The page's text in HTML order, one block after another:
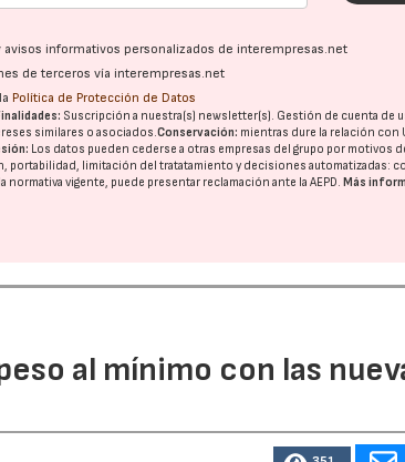
informativos personalizados de interempresas.net
de terceros vía interempresas.net
Política de Protección de Datos
Suscripción a nuestra(s) newsletter(s). Gestión de cuenta de
similares o asociados.Conservación: mientras dure la relación con
Los datos pueden cederse a otras empresas del grupo por motivos
limitación del tratatamiento y decisiones automatizadas:
normativa vigente, puede presentar reclamación ante laAEPD. Más
al mínimo con las